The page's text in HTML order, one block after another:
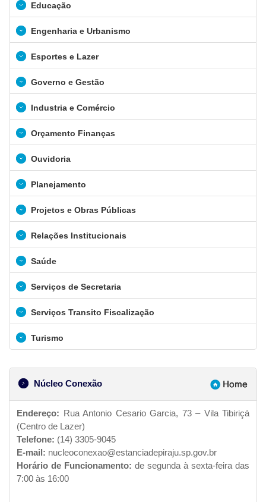
Educação
Engenharia e Urbanismo
Esportes e Lazer
Governo e Gestão
Industria e Comércio
Orçamento Finanças
Ouvidoria
Planejamento
Projetos e Obras Públicas
Relações Institucionais
Saúde
Serviços de Secretaria
Serviços Transito Fiscalização
Turismo
Núcleo Conexão
Endereço: Rua Antonio Cesario Garcia, 73 – Vila Tibiriçá
(Centro de Lazer)
Telefone: (14) 3305-9045
E-mail: nucleoconexao@estanciadepiraju.sp.gov.br
Horário de Funcionamento: de segunda à sexta-feira das
7:00 às 16:00